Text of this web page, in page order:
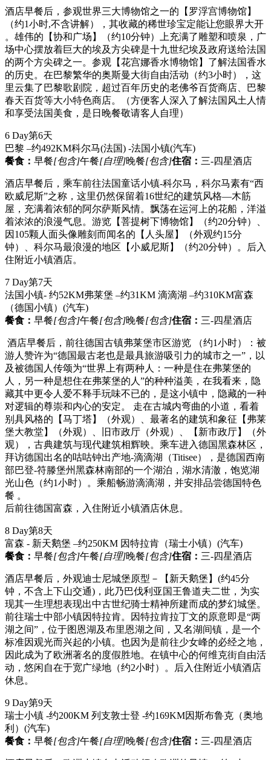
酒店早餐后，参观世界三大博物馆之一的【罗浮宫博物馆】
（约1小时,不含讲解），其收藏的稀世珍宝定能让您眼界大开
。雄伟的【协和广场】（约10分钟）上充满了雕塑和喷泉，广
场中心摆放着巨大的埃及方尖碑是十九世纪埃及政府送给法国
的两个方尖碑之一。参观【花宫娜香水博物馆】了解法国香水
的历史。在巴黎繁华的奥斯曼大街自由活动（约3小时），这
里云集了巴黎歌剧院，超过百年历史的老佛爷百货商店、巴黎
春天百货等大小特色商店。（方便客人深入了解法国风土人情
和享受法国美食，是日晚餐敬请客人自理）
6 Day第6天
巴黎 –约492KM科尔马(法国) -法国小镇(汽车)
餐食： 早餐[包含]午餐[自理]晚餐[包含]住宿： 三-四星酒店
酒店早餐后，乘车前往法国童话小镇-科尔马，科尔马素有“西
欧威尼斯”之称，这里仍然保留着16世纪的建筑风格—木筋
屋，充满着浓郁的阿尔萨斯风情。飘荡在运河上的花船，洋溢
着浓浓的浪漫气息。游览【菩提树下博物馆】（约20分钟）、
因105颗人面头像雕刻而闻名的【人头屋】（外观约15分
钟）、科尔马最浪漫的地区【小威尼斯】（约20分钟）。后入
住附近小镇酒店。
7 Day第7天
法国小镇- 约52KM弗莱堡 –约31KM 滴滴湖 –约310KM富森
（德国小镇） (汽车)
餐食： 早餐[包含]午餐[包含]晚餐[包含]住宿： 三-四星酒店
酒店早餐后，前往德国古镇弗莱堡市区游览 （约1小时）：被
游人赞许为“德国最古老也是最具旅游吸引力的城市之一”，以
及被德国人传颂为“世界上有两种人：一种是住在弗莱堡的
人，另一种是想住在弗莱堡的人”的种种溢美，在我看来，隐
藏其中更令人爱不释手玩味不已的，是这小镇中，隐藏的一种
对逻辑的尊崇和内心的安定。 走在古城内弯曲的小道，看着
别具风格的【马丁塔】（外观）、最著名的建筑和象征【弗莱
堡大教堂】（外观）、旧市政厅（外观）、【新市政厅】（外
观），古典建筑与现代建筑相辉映。乘车进入德国黑森林区，
拜访德国出名的咕咕钟出产地-滴滴湖（Titisee），是德国西南
部巴登-符滕堡州黑森林南部的一个湖泊，湖水清澈，饱览湖
光山色（约1小时）。乘船畅游滴滴湖，并安排品尝德国特色
餐 。
后前往德国富森，入住附近小镇酒店休息。
8 Day第8天
富森 - 新天鹅堡 –约250KM 因特拉肯（瑞士小镇） (汽车)
餐食： 早餐[包含]午餐[自理]晚餐[包含]住宿： 三-四星酒店
酒店早餐后，外观迪士尼城堡原型－【新天鹅堡】(约45分
钟，不含上下山交通)，此乃巴伐利亚国王鲁道夫二世，为实
现其一生理想表现出中古世纪骑士精神所建而成的梦幻城堡。
前往瑞士中部小镇因特拉肯。因特拉肯拉丁文的原意即是“两
湖之间”，位于图恩湖及布里恩湖之间，又名湖间镇，是一个
标准因观光而兴起的小镇。也因为是前往少女峰的必经之地，
因此成为了欧洲著名的度假胜地。在镇中心的何维克街自由活
动，悠闲自在于宽广绿地（约2小时）。后入住附近小镇酒店
休息。
9 Day第9天
瑞士小镇 -约200KM 列支敦士登 -约169KM因斯布鲁克（奥地
利） (汽车)
餐食： 早餐[包含]午餐[自理]晚餐[包含]住宿： 三-四星酒店